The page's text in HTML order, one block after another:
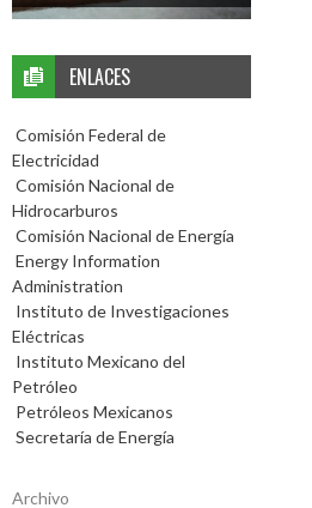
ENLACES
Comisión Federal de
Electricidad
Comisión Nacional de
Hidrocarburos
Comisión Nacional de Energía
Energy Information
Administration
Instituto de Investigaciones
Eléctricas
Instituto Mexicano del
Petróleo
Petróleos Mexicanos
Secretaría de Energía
Archivo